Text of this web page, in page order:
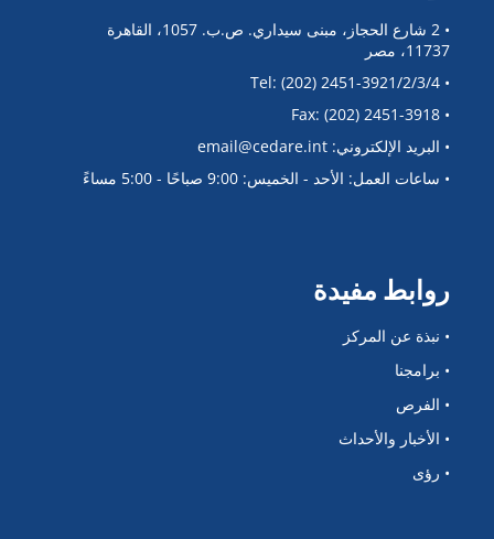
• 2 شارع الحجاز، مبنى سيداري. ص.ب. 1057، القاهرة
11737، مصر
• Tel: (202) 2451-3921/2/3/4
• Fax: (202) 2451-3918
• البريد الإلكتروني: email@cedare.int
• ساعات العمل: الأحد - الخميس: 9:00 صباحًا - 5:00 مساءً
روابط مفيدة
• نبذة عن المركز
• برامجنا
• الفرص
• الأخبار والأحداث
• رؤى